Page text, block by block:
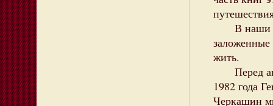
В наши
жить.
Перед
1982 года
Черкашин